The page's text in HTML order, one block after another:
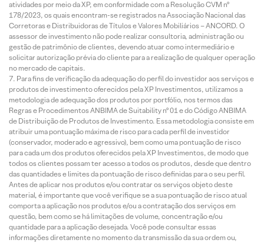
atividades por meio da XP, em conformidade com a Resolução CVM nº
178/2023, os quais encontram-se registrados na Associação Nacional das
Corretoras e Distribuidoras de Títulos e Valores Mobiliários – ANCORD. O
assessor de investimento não pode realizar consultoria, administração ou
gestão de patrimônio de clientes, devendo atuar como intermediário e
solicitar autorização prévia do cliente para a realização de qualquer operação
no mercado de capitais.
Para fins de verificação da adequação do perfil do investidor aos serviços e
produtos de investimento oferecidos pela XP Investimentos, utilizamos a
metodologia de adequação dos produtos por portfólio, nos termos das
Regras e Procedimentos ANBIMA de Suitability nº 01 e do Código ANBIMA
de Distribuição de Produtos de Investimento. Essa metodologia consiste em
atribuir uma pontuação máxima de risco para cada perfil de investidor
(conservador, moderado e agressivo), bem como uma pontuação de risco
para cada um dos produtos oferecidos pela XP Investimentos, de modo que
todos os clientes possam ter acesso a todos os produtos, desde que dentro
das quantidades e limites da pontuação de risco definidas para o seu perfil.
Antes de aplicar nos produtos e/ou contratar os serviços objeto deste
material, é importante que você verifique se a sua pontuação de risco atual
comporta a aplicação nos produtos e/ou a contratação dos serviços em
questão, bem como se há limitações de volume, concentração e/ou
quantidade para a aplicação desejada. Você pode consultar essas
informações diretamente no momento da transmissão da sua ordem ou,